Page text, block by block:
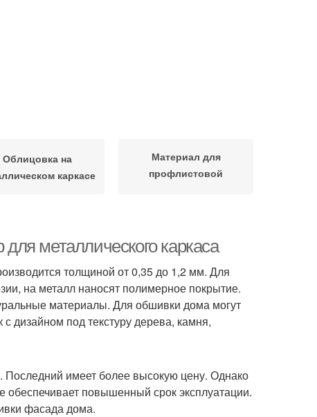
Облицовка на
каркасе
Материал для
профлистовой
металлического каркаса
толщиной от 0,35 до 1,2 мм. Для
на металл наносят полимерное покрытие.
материалы. Для обшивки дома могут
дизайном под текстуру дерева, камня,
имеет более высокую цену. Однако
обеспечивает повышенный срок эксплуатации.
фасада дома.